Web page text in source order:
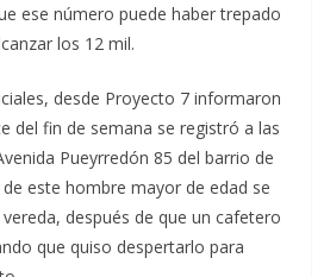
ese número puede haber trepado
los 12 mil.
desde Proyecto 7 informaron
del fin de semana se registró a las
Pueyrredón 85 del barrio de
de este hombre mayor de edad se
después de que un cafetero
que quiso despertarlo para